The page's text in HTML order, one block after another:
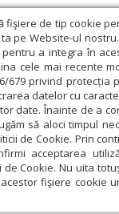
fişiere de tip cookie
pe Website-ul
a integra în
cele mai recente
679 privind protecția
datelor cu
date. Înainte de a
să aloci timpul
de Cookie. Prin
acceptarea
Cookie. Nu uita
fişiere cookie
religioasă › Știri ›
Maramureșului şi
a Sinodului
şi